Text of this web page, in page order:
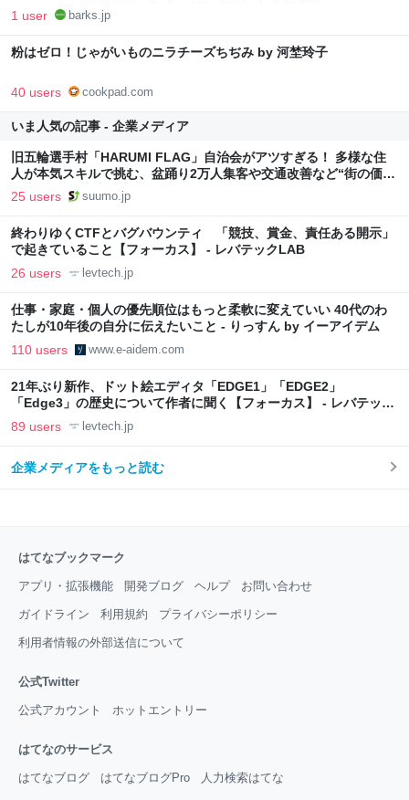
1 user barks.jp
粉はゼロ！じゃがいものニラチーズちぢみ by 河埜玲子
40 users cookpad.com
いま人気の記事 - 企業メディア
旧五輪選手村「HARUMI FLAG」自治会がアツすぎる！ 多様な住
人が本気スキルで挑む、盆踊り2万人集客や交通改善など“街の価値
向上”戦略 東京・中央区
25 users suumo.jp
終わりゆくCTFとバグバウンティ 「競技、賞金、責任ある開示」
で起きていること【フォーカス】 - レバテックLAB
26 users levtech.jp
仕事・家庭・個人の優先順位はもっと柔軟に変えていい 40代のわ
たしが10年後の自分に伝えたいこと - りっすん by イーアイデム
110 users www.e-aidem.com
21年ぶり新作、ドット絵エディタ「EDGE1」「EDGE2」
「Edge3」の歴史について作者に聞く【フォーカス】 - レバテック
LAB
89 users levtech.jp
企業メディアをもっと読む
はてなブックマーク
アプリ・拡張機能 開発ブログ ヘルプ お問い合わせ
ガイドライン 利用規約 プライバシーポリシー
利用者情報の外部送信について
公式Twitter
公式アカウント ホットエントリー
はてなのサービス
はてなブログ はてなブログPro 人力検索はてな